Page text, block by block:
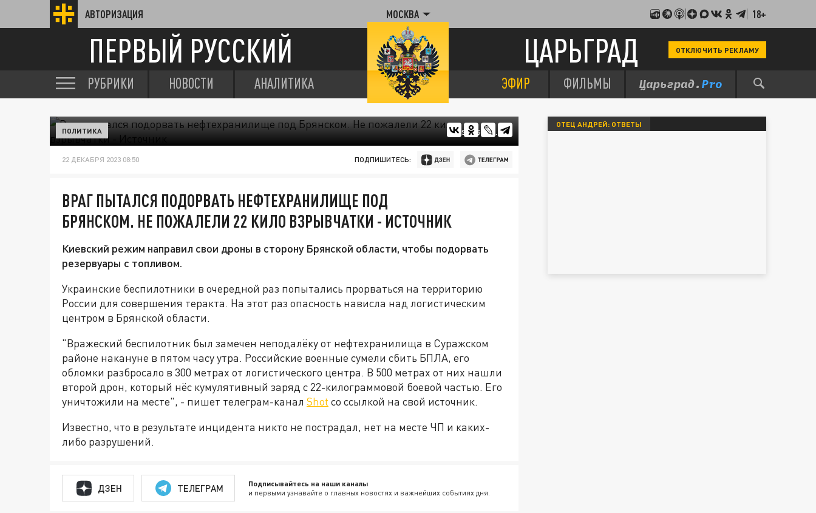
АВТОРИЗАЦИЯ МОСКВА 18+
ПЕРВЫЙ РУССКИЙ ЦАРЬГРАД ОТКЛЮЧИТЬ РЕКЛАМУ
РУБРИКИ НОВОСТИ АНАЛИТИКА ЭФИР ФИЛЬМЫ
TSARGRAD.TV
ПОЛИТИКА
22 ДЕКАБРЯ 2023 08:50 ПОДПИШИТЕСЬ:
ВРАГ ПЫТАЛСЯ ПОДОРВАТЬ НЕФТЕХРАНИЛИЩЕ ПОД
БРЯНСКОМ. НЕ ПОЖАЛЕЛИ 22 КИЛО ВЗРЫВЧАТКИ - ИСТОЧНИК
Киевский режим направил свои дроны в сторону Брянской области, чтобы подорвать
резервуары с топливом.
Украинские беспилотники в очередной раз попытались прорваться на территорию
России для совершения теракта. На этот раз опасность нависла над логистическим
центром в Брянской области.
"Вражеский беспилотник был замечен неподалёку от нефтехранилища в Суражском
районе накануне в пятом часу утра. Российские военные сумели сбить БПЛА, его
обломки разбросало в 300 метрах от логистического центра. В 500 метрах от них нашли
второй дрон, который нёс кумулятивный заряд с 22-килограммовой боевой частью. Его
уничтожили на месте", - пишет телеграм-канал Shot со ссылкой на свой источник.
Известно, что в результате инцидента никто не пострадал, нет на месте ЧП и каких-
либо разрушений.
ДЗЕН ТЕЛЕГРАМ Подписывайтесь на наши каналы
и первыми узнавайте о главных новостях и важнейших событиях дня.
ОТЕЦ АНДРЕЙ: ОТВЕТЫ